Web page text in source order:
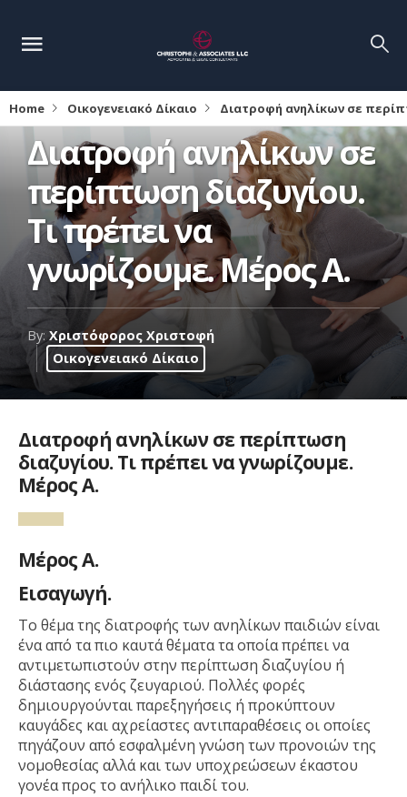
Home Οικογενειακό Δίκαιο Διατροφή ανηλίκων σε
Διατροφή ανηλίκων σε
περίπτωση διαζυγίου.
Τι πρέπει να
γνωρίζουμε. Μέρος Α.
By: Χριστόφορος Χριστοφή
Οικογενειακό Δίκαιο
Διατροφή ανηλίκων σε περίπτωση
διαζυγίου. Τι πρέπει να γνωρίζουμε.
Μέρος Α.
Μέρος Α.
Εισαγωγή.
Το θέμα της διατροφής των ανηλίκων παιδιών είναι
ένα από τα πιο καυτά θέματα τα οποία πρέπει να
αντιμετωπιστούν στην περίπτωση διαζυγίου ή
διάστασης ενός ζευγαριού. Πολλές φορές
δημιουργούνται παρεξηγήσεις ή προκύπτουν
καυγάδες και αχρείαστες αντιπαραθέσεις οι οποίες
πηγάζουν από εσφαλμένη γνώση των προνοιών της
νομοθεσίας αλλά και των υποχρεώσεων έκαστου
γονέα προς το ανήλικο παιδί του.